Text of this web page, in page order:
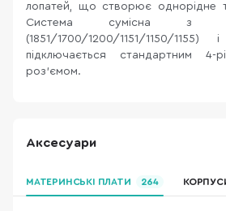
лопатей, що створює однорідне
Система сумісна з
(1851/1700/1200/1151/1150/
підключається стандартним
роз'ємом.
Аксесуари
МАТЕРИНСЬКІ ПЛАТИ 264